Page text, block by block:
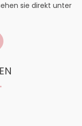
sie direkt unter